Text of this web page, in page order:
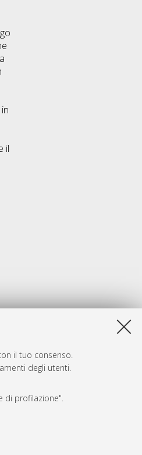
il tuo consenso.
degli utenti.
di profilazione".
il